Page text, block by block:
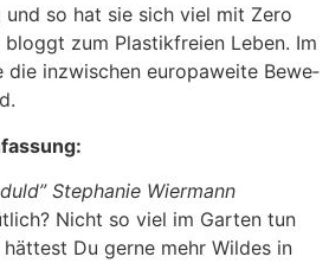
so hat sie sich viel mit Zero
zum Plas­tik­frei­en Leben. Im
die inzwi­schen euro­pa­wei­te Bewe­
Ste­pha­nie Wier­mann
Nicht so viel im Gar­ten tun
Du ger­ne mehr Wil­des in